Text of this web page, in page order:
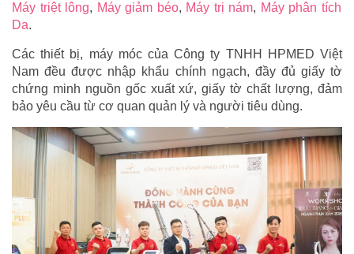
Máy triệt lông, Máy giảm béo, Máy trị nám, Máy phân tích
Da.
Các thiết bị, máy móc của Công ty TNHH HPMED Việt
Nam đều được nhập khẩu chính ngạch, đầy đủ giấy tờ
chứng minh nguồn gốc xuất xứ, giấy tờ chất lượng, đảm
bảo yêu cầu từ cơ quan quản lý và người tiêu dùng.